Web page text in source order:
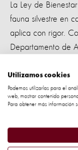
La Ley de
fauna silvestre en
aplica con rigor.
Departamento de
departamento era
procedimientos
fueron rechazadas.
enmienda a las
Especies en
Utilizamos cookies
Podemos utilizarlas para el
web, mostrar contenido
Para obtener más información